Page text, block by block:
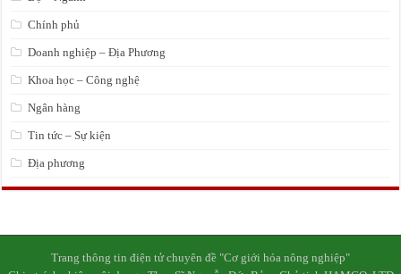
Chính phủ
Doanh nghiệp – Địa Phương
Khoa học – Công nghệ
Ngân hàng
Tin tức – Sự kiện
Địa phương
Trang thông tin điện tử chuyên đề "Cơ giới hóa nông nghiệp"